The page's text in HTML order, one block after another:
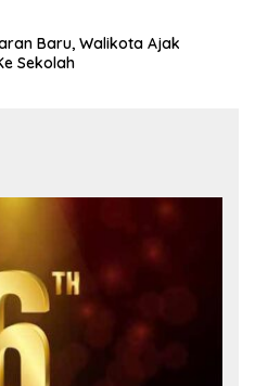
Baru, Walikota Ajak
Sekolah